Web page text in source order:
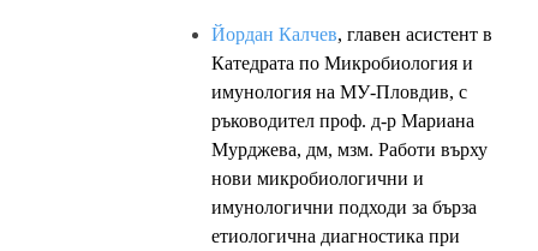
Йордан Калчев, главен асистент в
Катедрата по Микробиология и
имунология на МУ-Пловдив, с
ръководител проф. д-р Мариана
Мурджева, дм, мзм. Работи върху
нови микробиологични и
имунологични подходи за бърза
етиологична диагностика при